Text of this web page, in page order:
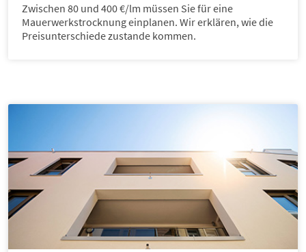
Zwischen 80 und 400 €/lm müssen Sie für eine
Mauerwerkstrocknung einplanen. Wir erklären, wie die
Preisunterschiede zustande kommen.